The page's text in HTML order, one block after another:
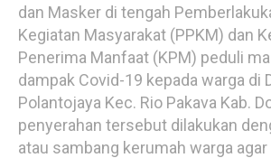
dan Masker di tengah
Kegiatan Masyarakat (PPKM) dan
Penerima Manfaat (KPM) peduli
dampak Covid-19 kepada warga di
Polantojaya Kec. Rio Pakava Kab.
penyerahan tersebut dilakukan
atau sambang kerumah warga